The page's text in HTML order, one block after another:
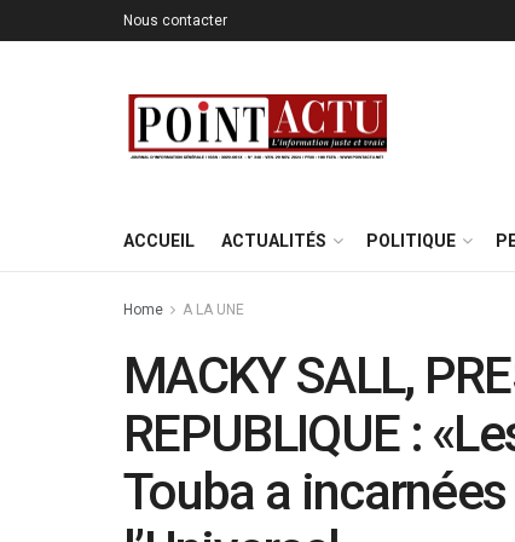
Nous contacter
ACCUEIL ACTUALITÉS POLITIQUE
Home A LA UNE
MACKY SALL,
REPUBLIQUE :
Touba a